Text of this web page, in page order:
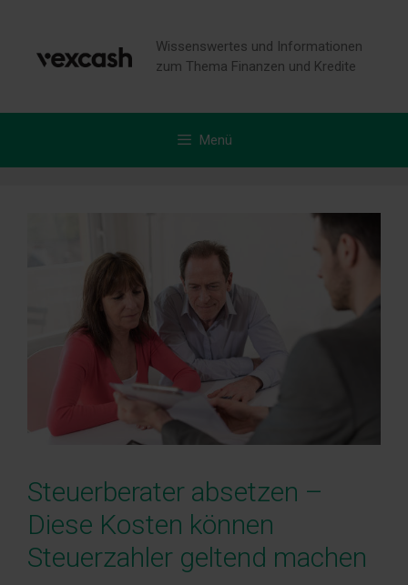
springen
Wissenswertes und Informationen
zum Thema Finanzen und Kredite
Menü
Steuerberater absetzen –
Diese Kosten können
Steuerzahler geltend machen